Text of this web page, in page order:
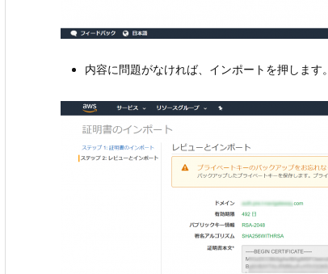
内容に問題がなければ、インポートを押します。